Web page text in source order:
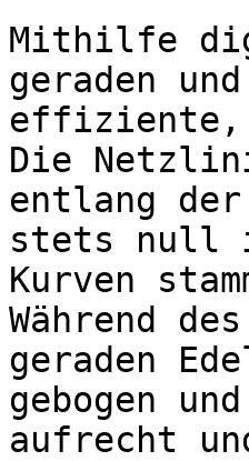
Mithilfe
geraden
effiziente,
Die
entlang der
stets null
Kurven
Während
geraden
gebogen
aufrecht